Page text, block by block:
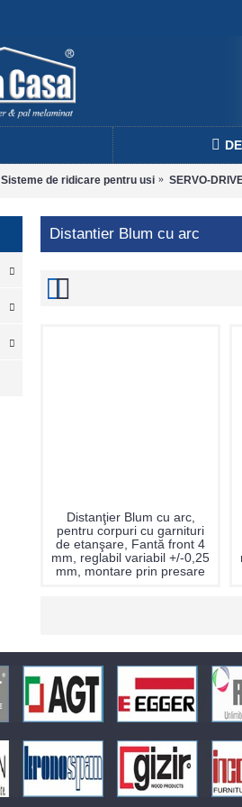
Sisteme de ridicare pentru usi SERVO-
Distantier Blum cu arc
Distanţier Blum cu arc,
pentru corpuri cu garnituri
de etanşare, Fantă front 4
mm, reglabil variabil +/-0,25
mm, montare prin presare